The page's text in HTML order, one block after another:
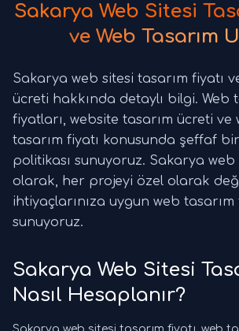
Sakarya Web Sitesi
ve Web Tasarım
Sakarya web sitesi tasarım fiyatı
ücreti hakkında detaylı bilgi. Web
fiyatları, website tasarım ücreti ve
tasarım fiyatı konusunda şeffaf
politikası sunuyoruz. Sakarya web
olarak, her projeyi özel olarak
ihtiyaçlarınıza uygun web tasarım
sunuyoruz.
Sakarya Web Sitesi
Nasıl Hesaplanır?